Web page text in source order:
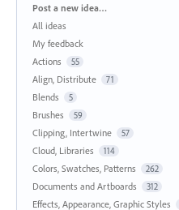
Categories
Post a new idea…
All ideas
My feedback
Actions
55
Align, Distribute 71
Blends 5
Brushes 59
Clipping, Intertwine 57
Cloud, Libraries 114
Colors, Swatches, Patterns 262
Documents and Artboards 312
Effects, Appearance, Graphic Styles